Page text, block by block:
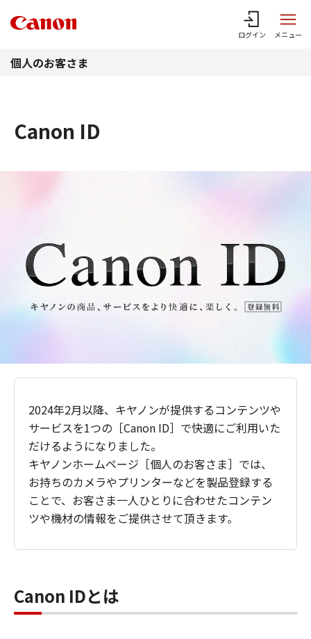
ログイン メニュー
個人のお客さま
Canon ID
2024年2月以降、キヤノンが提供するコンテンツや
サービスを1つの［Canon ID］で快適にご利用いた
だけるようになりました。
キヤノンホームページ［個人のお客さま］では、
お持ちのカメラやプリンターなどを製品登録する
ことで、お客さま一人ひとりに合わせたコンテン
ツや機材の情報をご提供させて頂きます。
Canon IDとは